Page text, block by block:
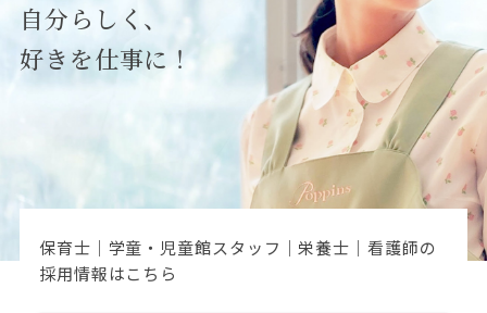
自分らしく、
好きを仕事に！
保育士｜学童・児童館スタッフ｜栄養士｜看護師の
採用情報はこちら